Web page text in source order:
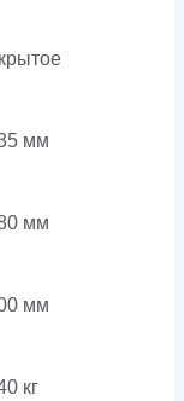
мм
мм
мм
кг